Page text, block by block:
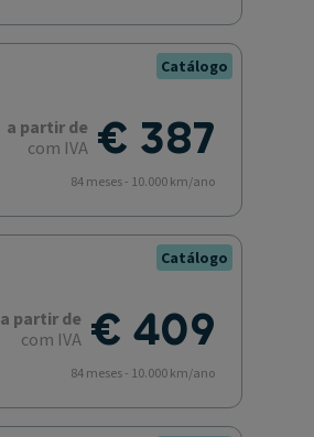
Catálogo
€ 387
a partir de
com IVA
84 meses - 10.000 km/ano
Catálogo
€ 409
a partir de
com IVA
84 meses - 10.000 km/ano